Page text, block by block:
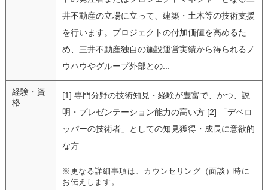
井不動産の立場に立って、建築・土木等の技術支援
を行います。プロジェクトの付加価値を高めるた
め、三井不動産独自の施設運営実績から得られるノ
ウハウやグループ外部との...
経験・資
格
[1] 専門分野の技術知見・経験が豊富で、かつ、説
明・プレゼンテーション能力の高い方 [2] 「デベロ
ッパーの技術者」としての知見獲得・成長に意欲的
な方
※更なる詳細事項は、カウンセリング（面談）時に
お伝えします。